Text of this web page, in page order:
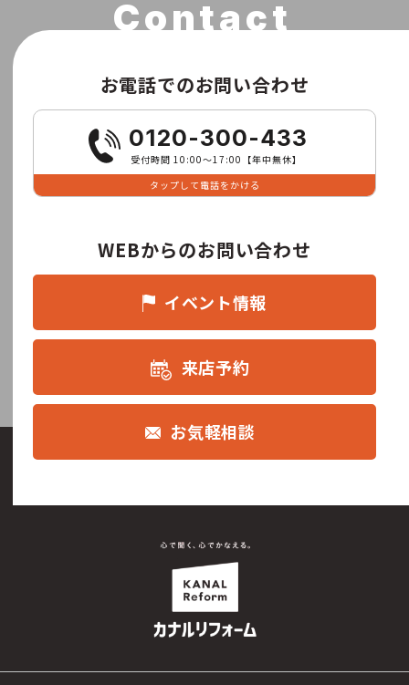
お電話でのお問い合わせ
0120-300-433
受付時間 10:00〜17:00【年中無休】
タップして電話をかける
WEBからのお問い合わせ
イベント情報
来店予約
お気軽相談